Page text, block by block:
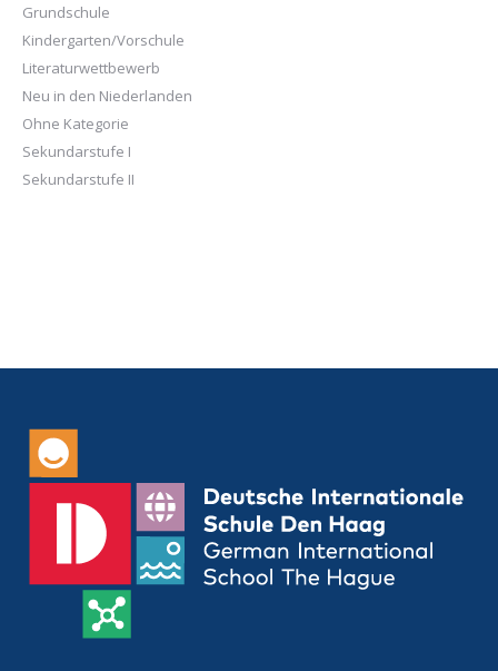
Grundschule
Kindergarten/Vorschule
Literaturwettbewerb
Neu in den Niederlanden
Ohne Kategorie
Sekundarstufe I
Sekundarstufe II